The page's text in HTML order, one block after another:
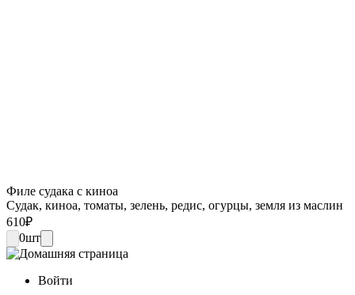
Филе судака с киноа
Судак, киноа, томаты, зелень, редис, огурцы, земля из маслин
610₽
0шт
Войти